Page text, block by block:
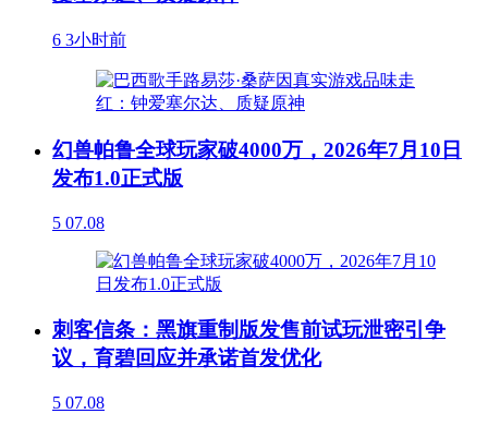
6 3小时前
幻兽帕鲁全球玩家破4000万，2026年7月10日
发布1.0正式版
5 07.08
刺客信条：黑旗重制版发售前试玩泄密引争
议，育碧回应并承诺首发优化
5 07.08